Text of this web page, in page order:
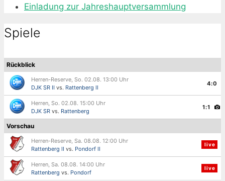
Einladung zur Jahreshauptversammlung
Spiele
Rückblick
Herren-Reserve, So. 02.08. 13:00 Uhr
DJK SR II vs. Rattenberg II
4:0
Herren, So. 02.08. 15:00 Uhr
DJK SR vs. Rattenberg
1:1
Vorschau
Herren-Reserve, Sa. 08.08. 12:00 Uhr
Rattenberg II vs. Pondorf II
live
Herren, Sa. 08.08. 14:00 Uhr
Rattenberg vs. Pondorf
live